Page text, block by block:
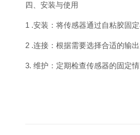
四、安装与使用
1 .安装：将传感器通过自粘胶固
2 .连接：根据需要选择合适的输
3. 维护：定期检查传感器的固定